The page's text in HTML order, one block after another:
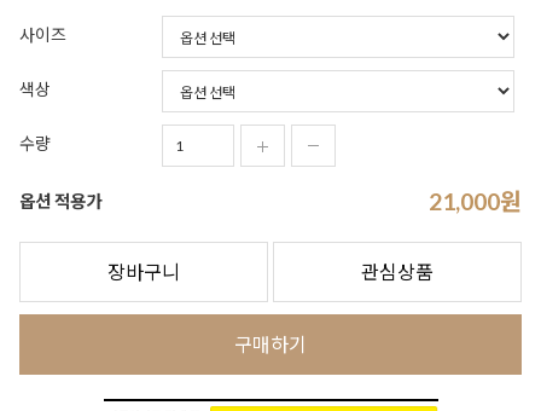
사이즈
색상
수량
옵션 적용가 21,000원
장바구니 관심상품
구매하기